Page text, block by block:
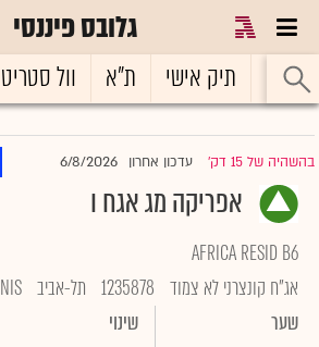
גלובס פיננסי
ראשי תיק אישי ת"א וול סטריט
בהשהיה של 15 דק' |עדכון אחרון 6/8/2026
אפריקה מג אגח ו
AFRICA RESID B6
אג"ח קונצרני לא צמוד 1235878 תל-אביב NIS
שער
שינוי